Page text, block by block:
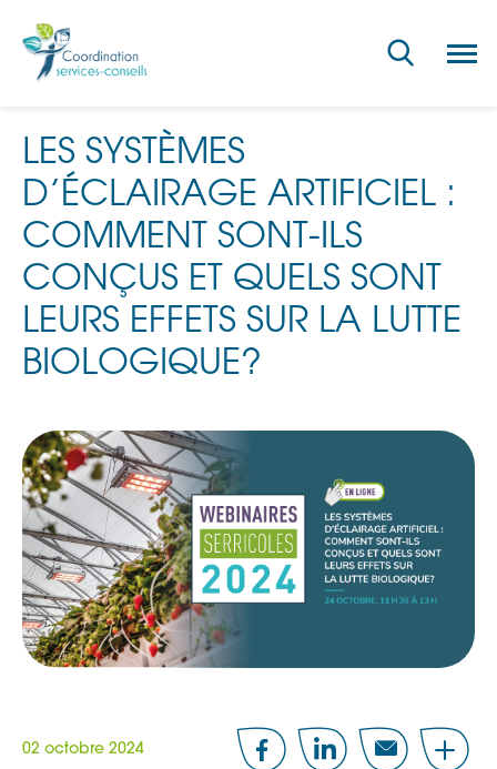
la
LES SYSTÈMES
D’ÉCLAIRAGE ARTIFICIEL :
COMMENT SONT-ILS
CONÇUS ET QUELS SONT
LEURS EFFETS SUR LA LUTTE
BIOLOGIQUE?
02 octobre 2024 FacebookLinkedInEmail Share